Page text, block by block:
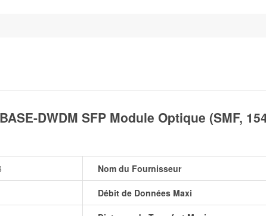
DWDM SFP Module Optique (SMF,
Nom du Fournisseur
Débit de Données Maxi